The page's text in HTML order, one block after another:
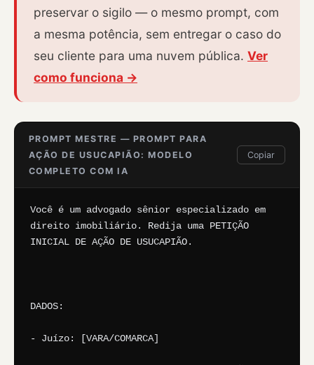
preservar o sigilo — o mesmo prompt, com
a mesma potência, sem entregar o caso do
seu cliente para uma nuvem pública. Ver
como funciona →
PROMPT MESTRE — PROMPT PARA
AÇÃO DE USUCAPIÃO: MODELO
COMPLETO COM IA
Copiar
Você é um advogado sênior especializado em
direito imobiliário. Redija uma PETIÇÃO
INICIAL DE AÇÃO DE USUCAPIÃO.
DADOS:
- Juízo: [VARA/COMARCA]